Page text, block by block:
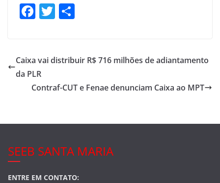
F
e
b
o
k
T
er e
Caixa vai distribuir R$ 716 milhões de adiantamento
da PLR
Contraf-CUT e Fenae denunciam Caixa ao MPT
SEEB SANTA MARIA
ENTRE EM CONTATO: